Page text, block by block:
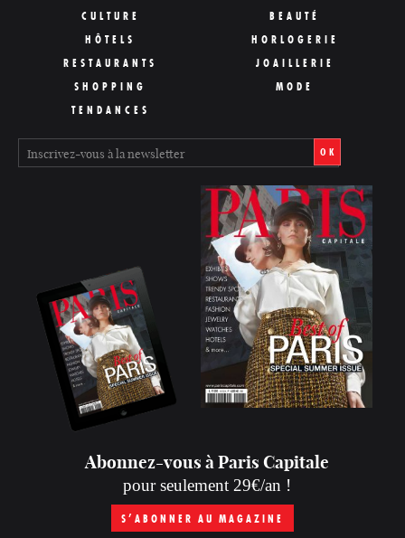
CULTURE
HÔTELS
RESTAURANTS
SHOPPING
TENDANCES
BEAUTÉ
HORLOGERIE
JOAILLERIE
MODE
OK
Abonnez-vous à Paris Capitale
pour seulement 29€/an !
S’ABONNER AU MAGAZINE